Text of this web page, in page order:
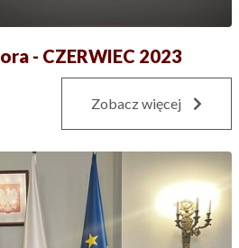
- CZERWIEC 2023
Zobacz więcej